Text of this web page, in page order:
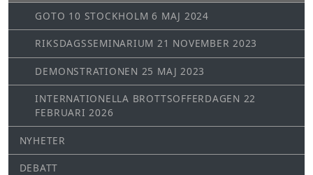
GOTO 10 STOCKHOLM 6 MAJ 2024
RIKSDAGSSEMINARIUM 21 NOVEMBER 2023
DEMONSTRATIONEN 25 MAJ 2023
INTERNATIONELLA BROTTSOFFERDAGEN 22
FEBRUARI 2026
NYHETER
DEBATT